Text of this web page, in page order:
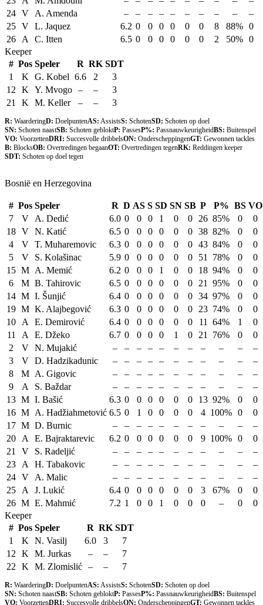
24 V A. Amenda – – – – – – – – –
–
25 V L. Jaquez 6.2 0 0 0 0 0 0 8 88% 0
26
A C. Itten 6.5 0 0 0 0 0 0 2 50% 0
Keeper
# Pos Speler R RK SDT
1
K G. Kobel 6.6 2
3
12
K Y. Mvogo – –
3
21
K M. Keller – – 3
R: WaarderingD: DoelpuntenAS: AssistsS: SchotenSD: Schoten op doel
SN: Schoten naastSB: Schoten gebloktP: PassesP%: PassnauwkeurigheidBS: Buitenspel
VO: VoorzettenDRI: Succesvolle dribbelsON: OnderscheppingenGT: Gewonnen tackles
B: BlocksOB: Overtredingen begaanOT: Overtredingen tegenRK: Reddingen keeper
SDT: Schoten op doel tegen
Bosnië en Herzegovina
# Pos Speler R D AS S SD SN SB P P% BS VO
7
V A. Dedić 6.0 0 0 0 1 0 0 26 85% 0
0
18 V N. Katić 6.5 0 0 0 0 0 0 38 82% 0
0
4
V T. Muharemovic 6.3 0 0 0 0 0 0 43 84% 0
0
5
V S. Kolašinac 5.9 0 0 0 0 0 0 51 78% 0
0
15 M A. Memić 6.2 0 0 0 1 0 0 18 94% 0
0
6
M B. Tahirovic 6.5 0 0 0 0 0 0 21 95% 0
0
14 M I. Šunjić 6.4 0 0 0 0 0 0 34 97% 0
0
19 M K. Alajbegović 6.3 0 0 0 0 0 0 23 74% 0
0
10
A E. Demirović 6.4 0 0 0 0 0 0 11 64% 1
0
11
A E. Džeko 6.7 0 0 0 0 1 0 21 76% 0
0
2
V N. Mujakić – – – – – – – – – –
–
3
V D. Hadzikadunic – – – – – – – – – –
–
8
M A. Gigovic – – – – – – – – – –
–
9
A S. Baždar – – – – – – – – – –
–
13 M I. Bašić 6.3 0 0 0 0 0 0 13 92% 0
0
16 M A. Hadžiahmetović 6.5 0 1 0 0 0 0 4 100% 0
0
17 M D. Burnic – – – – – – – – – –
–
20
A E. Bajraktarevic 6.2 0 0 0 0 0 0 9 100% 0
0
21
V S. Radeljić – – – – – – – – – –
–
23
A H. Tabakovic – – – – – – – – – –
–
24 V A. Malic – – – – – – – – – –
–
25
A J. Lukić 6.4 0 0 0 0 0 0 3 67% 0
0
26 M E. Mahmić 7.2 1 0 0 1 0 0 0 – 0
0
Keeper
# Pos Speler R RK SDT
1
K N. Vasilj 6.0 3
7
12
K M. Jurkas – –
7
22
K M. Zlomislić – – 7
R: WaarderingD: DoelpuntenAS: AssistsS: SchotenSD: Schoten op doel
SN: Schoten naastSB: Schoten gebloktP: PassesP%: PassnauwkeurigheidBS: Buitenspel
VO: VoorzettenDRI: Succesvolle dribbelsON: OnderscheppingenGT: Gewonnen tackles